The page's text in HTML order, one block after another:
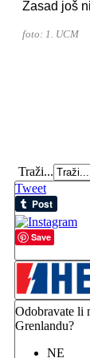
Zasad još
foto: 1. UCM
Traži...
Tweet
Save
Odobravate li
Grenlandu?
NE